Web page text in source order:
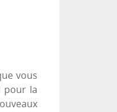
vous
pour la